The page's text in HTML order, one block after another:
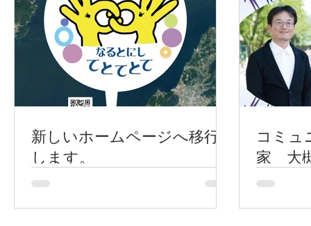
新しいホームページへ移行
します。
コミュ
家 大
「も